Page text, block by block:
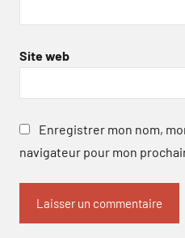
Site web
Enregistrer mon nom,
navigateur pour mon